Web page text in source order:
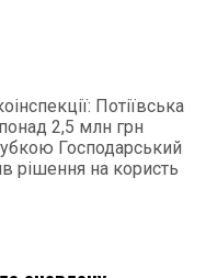
Потіївська
2,5 млн грн
Господарський
рішення на користь